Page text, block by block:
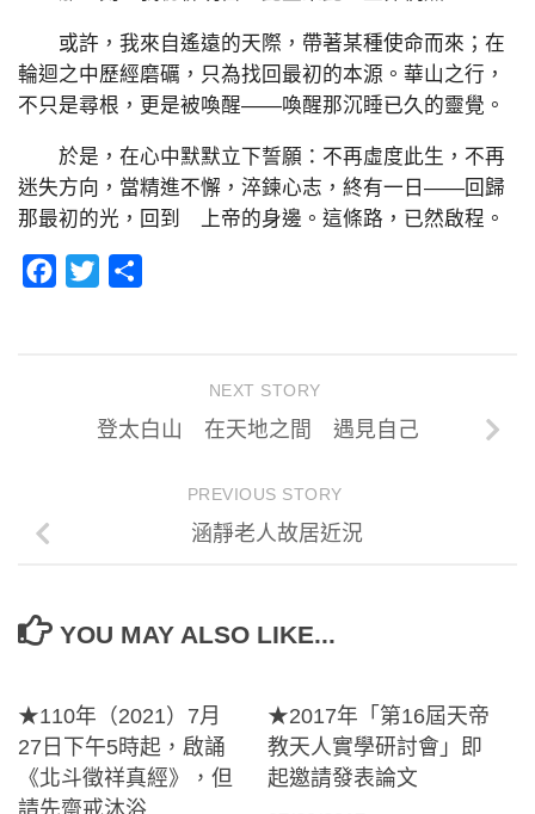
或許，我來自遙遠的天際，帶著某種使命而來；在
輪迴之中歷經磨礪，只為找回最初的本源。華山之行，
不只是尋根，更是被喚醒——喚醒那沉睡已久的靈覺。
於是，在心中默默立下誓願：不再虛度此生，不再
迷失方向，當精進不懈，淬鍊心志，終有一日——回歸
那最初的光，回到 上帝的身邊。這條路，已然啟程。
Facebook
Twitter
NEXT STORY
登太白山 在天地之間 遇見自己
PREVIOUS STORY
涵靜老人故居近況
YOU MAY ALSO LIKE...
★110年（2021）7月
27日下午5時起，啟誦
《北斗徵祥真經》，但
請先齋戒沐浴
★2017年「第16屆天帝
教天人實學研討會」即
起邀請發表論文